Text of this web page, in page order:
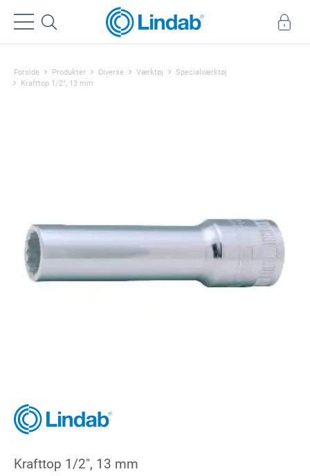
Forside Produkter Diverse Værktøj
Specialværktøj
Krafttop 1/2", 13 mm
Krafttop 1/2", 13 mm